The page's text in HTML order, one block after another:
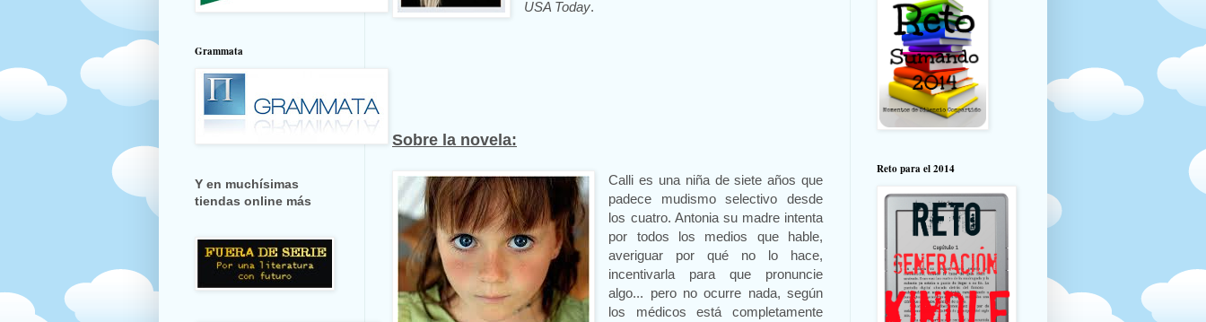
USA Today.
Sobre la novela:
Calli es una niña de siete años que
padece mudismo selectivo desde
los cuatro. Antonia su madre intenta
por todos los medios que hable,
averiguar por qué no lo hace,
incentivarla para que pronuncie
algo... pero no ocurre nada, según
los médicos está completamente
Grammata
Y en muchísimas
tiendas online más
Reto para el 2014